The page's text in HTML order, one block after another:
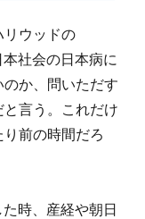
リウッドの
社会の日本病に
か、問いただす
言う。これだけ
前の時間だろ
時、産経や朝日